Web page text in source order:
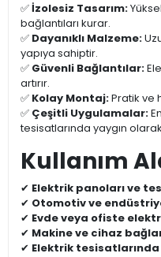
✅İzolesiz Tasarım:
bağlantıları kurar.
✅ Dayanıklı Malzeme:
yapıya sahiptir.
✅ Güvenli Bağlantılar:
artırır.
✅ Kolay Montaj:Pratik ve
✅ Çeşitli Uygulamalar:
tesisatlarında yaygın olarak
Kullanım
✔ Elektrik panoları ve
✔ Otomotiv ve
✔ Evde veya ofiste
✔ Makine ve cihaz
✔ Elektrik